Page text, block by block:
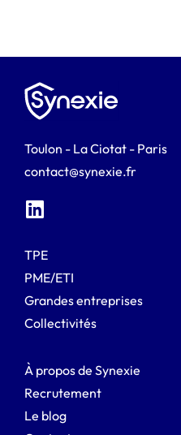
Toulon - La Ciotat - Paris
contact@synexie.fr
TPE
PME/ETI
Grandes entreprises
Collectivités
À propos de Synexie
Recrutement
Le blog